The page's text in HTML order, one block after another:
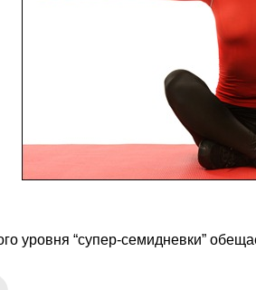
уровня “супер-семидневки”